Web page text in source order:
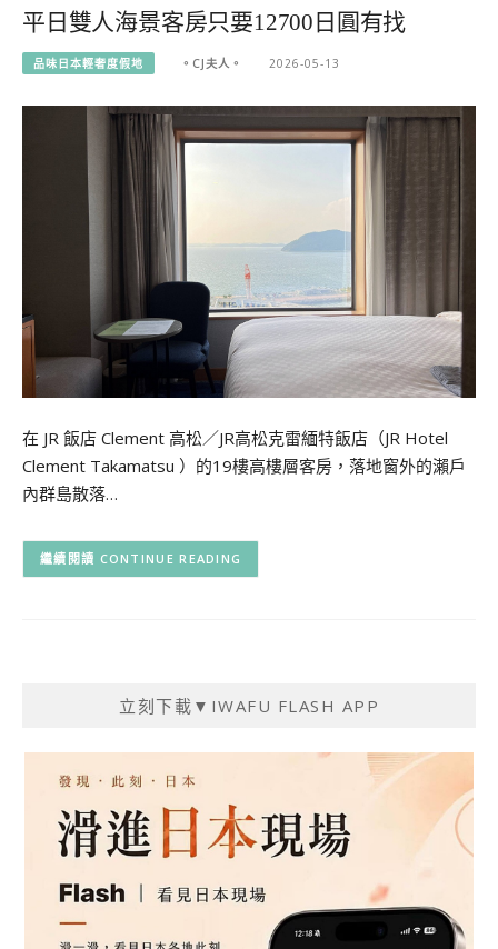
平日雙人海景客房只要12700日圓有找
品味日本輕奢度假地 。CJ夫人。 2026-05-13
在 JR 飯店 Clement 高松／JR高松克雷緬特飯店（JR Hotel
Clement Takamatsu ）的19樓高樓層客房，落地窗外的瀨戶
內群島散落…
CONTINUE READING
立刻下載▼IWAFU FLASH APP